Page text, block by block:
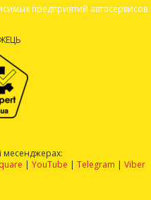
месенджерах:
| YouTube | Telegram | Viber